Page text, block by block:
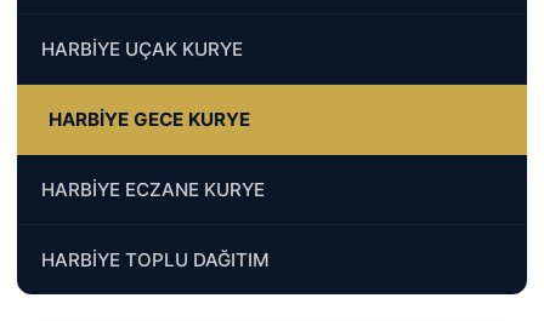
HARBİYE UÇAK KURYE
HARBİYE GECE KURYE
HARBİYE ECZANE KURYE
HARBİYE TOPLU DAĞITIM